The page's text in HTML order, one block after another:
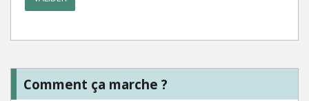
Comment ça marche ?